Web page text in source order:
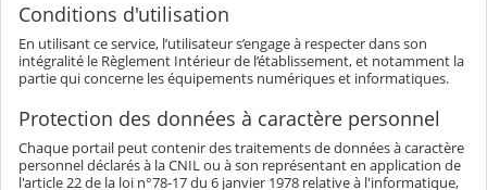
Conditions d'utilisation
En utilisant ce service, l’utilisateur s’engage à respecter dans son
intégralité le Règlement Intérieur de l’établissement, et notamment la
partie qui concerne les équipements numériques et informatiques.
Protection des données à caractère personnel
Chaque portail peut contenir des traitements de données à caractère
personnel déclarés à la CNIL ou à son représentant en application de
l'article 22 de la loi n°78-17 du 6 janvier 1978 relative à l'informatique,